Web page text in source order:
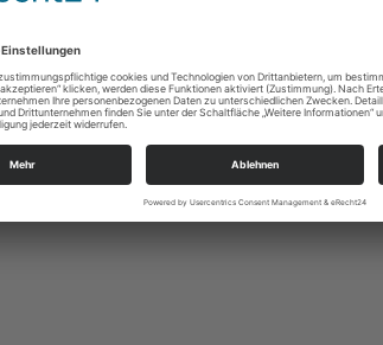
Während des Studiums habe ich
zwei Jahre lang den Gospelchor
und Orchesterleitung absolviert und an
in Cunewalde und genieße die schöne
statt mit unserer Kantorin Inkeri